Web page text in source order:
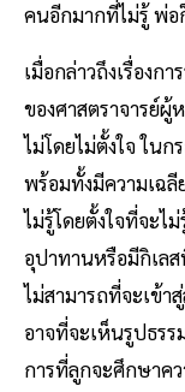
คนอีกมากที่ไม่รู้ พ่อ
เมื่อกล่าวถึงเรื่องก
ของศาสตราจารย์ผู้
ไม่โดยไม่ตั้งใจ ใน
พร้อมทั้งมีความเฉลี
ไม่รู้โดยตั้งใจที่จะไ
อุปาทานหรือมีกิเล
ไม่สามารถที่จะเข้
อาจที่จะเห็นรูปธร
การที่ลูกจะศึกษาค